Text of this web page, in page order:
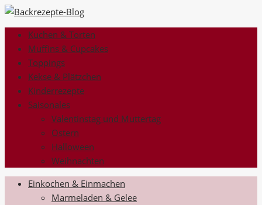
Kuchen & Torten
Muffins & Cupcakes
Toppings
Kekse & Plätzchen
Kinderrezepte
Saisonales
Valentinstag und Muttertag
Ostern
Halloween
Weihnachten
Einkochen & Einmachen
Marmeladen & Gelee